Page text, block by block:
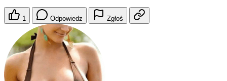
1 Odpowiedz Zgłoś